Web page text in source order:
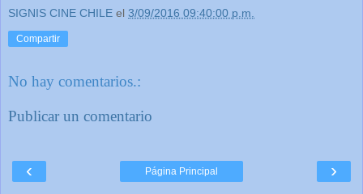
SIGNIS CINE CHILE el 3/09/2016 09:40:00 p.m.
Compartir
No hay comentarios.:
Publicar un comentario
‹ ›
Página Principal